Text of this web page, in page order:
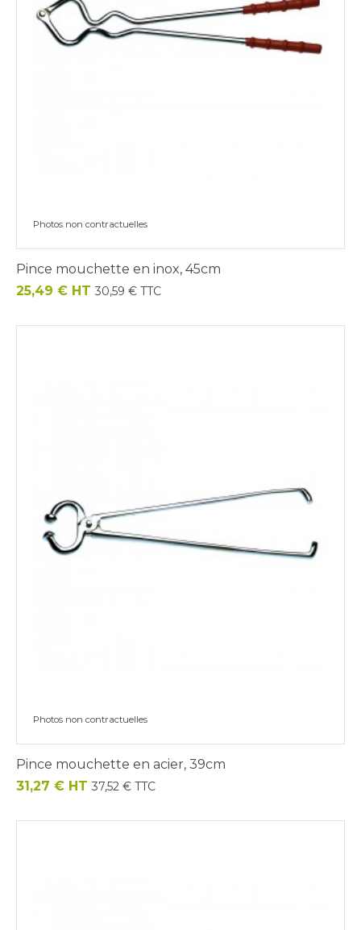
Photos non contractuelles
Pince mouchette en inox, 45cm
Prix
25,49 € HT 30,59 € TTC
Photos non contractuelles
Pince mouchette en acier, 39cm
Prix
31,27 € HT 37,52 € TTC